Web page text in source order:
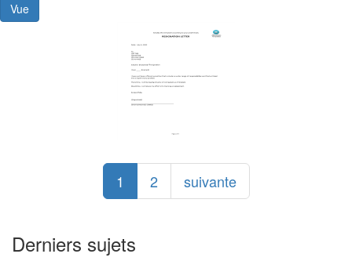
Vue
1 2 suivante
Derniers sujets